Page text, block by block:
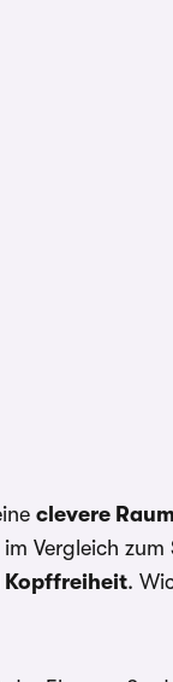
clevere
Vergleich
Kopffreiheit.